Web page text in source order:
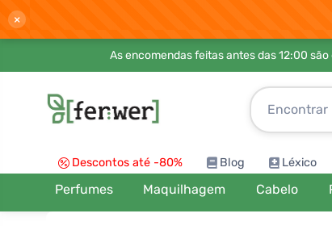
×
As encomendas feitas antes das 12:00
Descontos até -80% Blog Léxico
Perfumes Maquilhagem Cabelo